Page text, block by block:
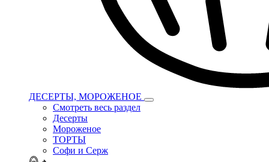
ДЕСЕРТЫ, МОРОЖЕНОЕ
Смотреть весь раздел
Десерты
Мороженое
ТОРТЫ
Софи и Серж